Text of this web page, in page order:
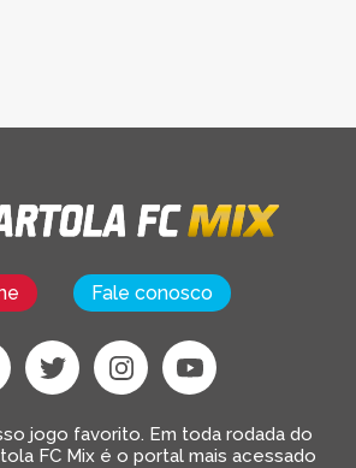
Fale conosco
jogo favorito. Em toda rodada do
FC Mix é o portal mais acessado